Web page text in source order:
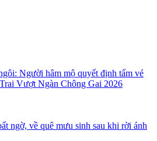
Người hâm mộ quyết định tấm vé
Vượt Ngàn Chông Gai 2026
ngờ, về quê mưu sinh sau khi rời ánh